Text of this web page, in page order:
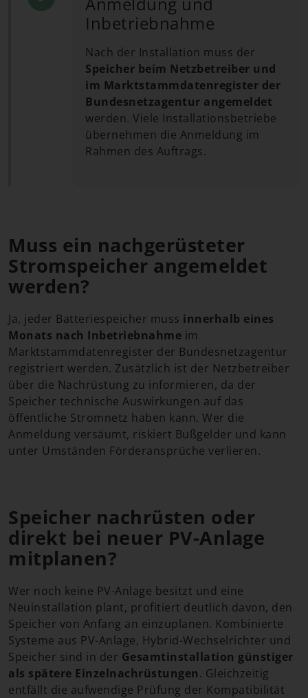
Inbetriebnahme
Nach der Installation muss der
Speicher beim Netzbetreiber und
im Marktstammdatenregister der
Bundesnetzagentur angemeldet
werden. Viele Installationsbetriebe
übernehmen die Anmeldung im
Rahmen des Auftrags.
Muss ein nachgerüsteter
Stromspeicher angemeldet
werden?
Ja, jeder Batteriespeicher muss innerhalb eines
Monats nach Inbetriebnahme im
Marktstammdatenregister der Bundesnetzagentur
registriert werden. Zusätzlich ist der Netzbetreiber
über die Nachrüstung zu informieren, da der
Speicher technische Auswirkungen auf das
öffentliche Stromnetz haben kann. Wer die
Anmeldung versäumt, riskiert Bußgelder und kann
unter Umständen Förderansprüche verlieren.
Speicher nachrüsten oder
direkt bei neuer PV-Anlage
mitplanen?
Wer noch keine PV-Anlage besitzt und eine
Neuinstallation plant, profitiert deutlich davon, den
Speicher von Anfang an einzuplanen. Kombinierte
Systeme aus PV-Anlage, Hybrid-Wechselrichter und
Speicher sind in der Gesamtinstallation günstiger
als spätere Einzelnachrüstungen. Gleichzeitig
entfällt die aufwendige Prüfung der Kompatibilität